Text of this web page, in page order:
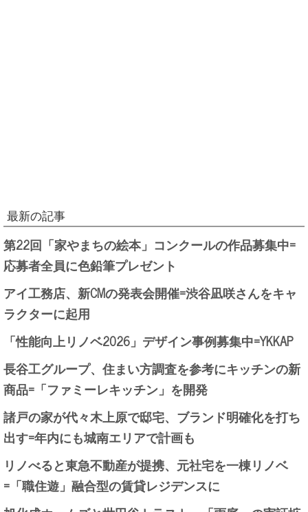
最新の記事
第22回「家やまちの絵本」コンクールの作品募集中=
応募者全員に色鉛筆プレゼント
アイ工務店、新CMの発表会開催=渋谷凪咲さんをキャ
ラクターに起用
「性能向上リノベ2026」デザイン事例募集中=YKKAP
長谷工グループ、住まい方調査を参考にキッチンの新
商品=「ファミーレキッチン」を開発
諸戸の家が代々木上原で邸宅、ブランド明確化を打ち
出す=年内にも城南エリアで計画も
リノべると東急不動産が提携、元社宅を一棟リノベ
=「職住遊」融合型の賃貸レジデンスに